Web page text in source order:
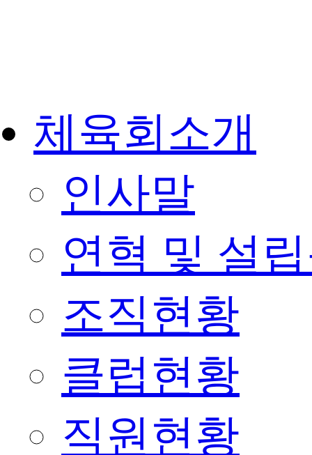
체육회소개
인사말
연혁 및 설
조직현황
클럽현황
직원현황